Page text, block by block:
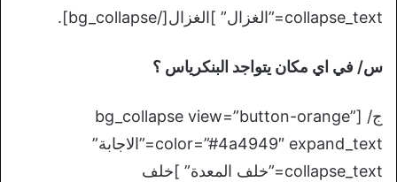
collapse_text=”الغزال” ]الغزال[/bg_collapse].
س/ في اي مكان يتواجد البنكرياس ؟
ج/ [bg_collapse view=”button-orange”
color=”#4a4949″ expand_text=”الاجابة”
collapse_text=”خلف المعدة” ]خلف